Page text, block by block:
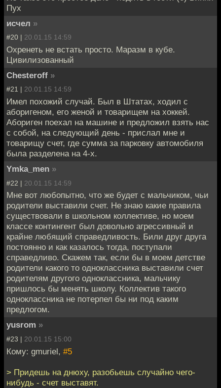
Пух
исчел »
#20 | 20.01.15 14:59
Охренеть не встать просто. Маразм в кубе.
Цивилизованный
Chesteroff »
#21 | 20.01.15 14:59
Имел похожий случай. Был в Штатах, ходил с
аборигеном, его женой и товарищем на хоккей.
Абориген поехал на машине и предложил взять нас
с собой, на следующий день - прислал мне и
товарищу счет, где сумма за парковку автомобиля
была разделена на 4-х.
Ymka_men »
#22 | 20.01.15 14:59
Мне вот любопытно, что же будет с мальчиком, чьи
родители выставили счет. Не знаю какие правила
существовали в школьном коллективе, но моем
классе контингент был довольно агрессивный и
крайне любящий справедливость. Били друг друга
постоянно и как казалось тогда, поступали
справедливо. Скажем так, если бы в моем детстве
родители какого то одноклассника выставили счет
родителям другого одноклассника, мальчику
пришлось бы менять школу. Коллектив такого
одноклассника не потерпел бы ни под каким
предлогом.
yusrom »
#23 | 20.01.15 15:00
Кому: gmuriel, #5
> Придешь на днюху, разобьешь случайно чего-
нибудь - счет выставят.